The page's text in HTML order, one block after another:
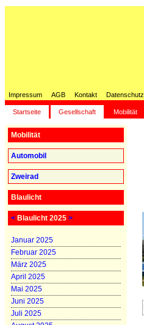
Impressum AGB Kontakt Datenschutz
Startseite Gesellschaft Mobilität
Mobilität
Automobil
Zweirad
Blaulicht
< Blaulicht 2025 >
Januar 2025
Februar 2025
März 2025
April 2025
Mai 2025
Juni 2025
Juli 2025